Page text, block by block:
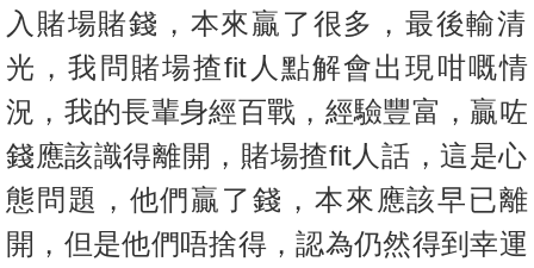
產
新
聞
數
據
公
佈
入賭場賭錢，本來贏了很多，最後輸清
光，我問賭場揸fit人點解會出現咁嘅情
況，我的長輩身經百戰，經驗豐富，贏咗
錢應該識得離開，賭場揸fit人話，這是心
態問題，他們贏了錢，本來應該早已離
開，但是他們唔捨得，認為仍然得到幸運